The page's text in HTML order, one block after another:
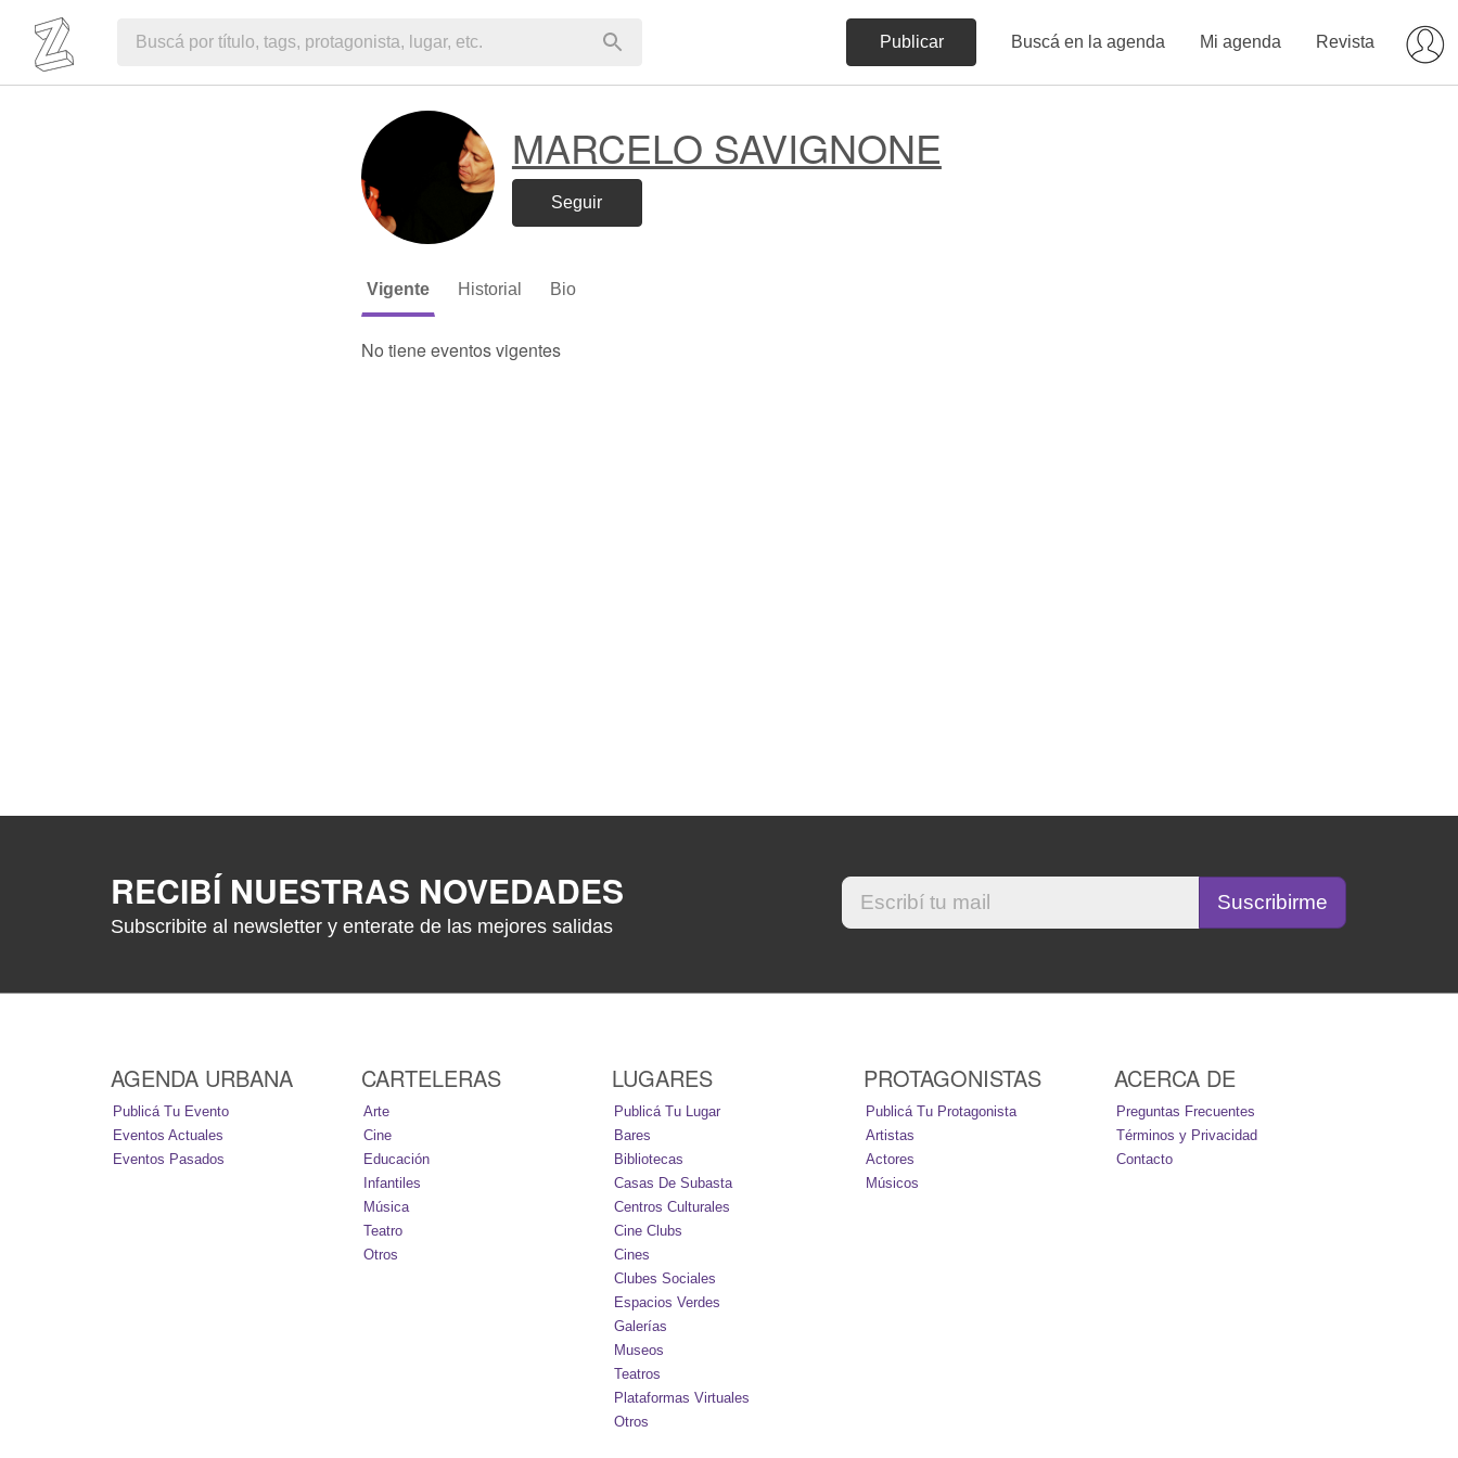
Publicar Buscá en la agenda Mi agenda Revista
MARCELO SAVIGNONE
Seguir
Vigente Historial Bio
No tiene eventos vigentes
RECIBÍ NUESTRAS NOVEDADES
Subscribite al newsletter y enterate de las mejores salidas
AGENDA URBANA
Publicá Tu Evento
Eventos Actuales
Eventos Pasados
CARTELERAS
Arte
Cine
Educación
Infantiles
Música
Teatro
Otros
LUGARES
Publicá Tu Lugar
Bares
Bibliotecas
Casas De Subasta
Centros Culturales
Cine Clubs
Cines
Clubes Sociales
Espacios Verdes
Galerías
Museos
Teatros
Plataformas Virtuales
Otros
PROTAGONISTAS
Publicá Tu Protagonista
Artistas
Actores
Músicos
ACERCA DE
Preguntas Frecuentes
Términos y Privacidad
Contacto